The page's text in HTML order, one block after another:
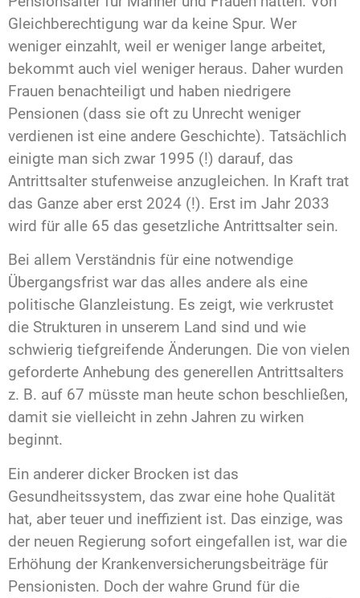
Gleichberechtigung war da keine Spur. Wer
weniger einzahlt, weil er weniger lange arbeitet,
bekommt auch viel weniger heraus. Daher wurden
Frauen benachteiligt und haben niedrigere
Pensionen (dass sie oft zu Unrecht weniger
verdienen ist eine andere Geschichte). Tatsächlich
einigte man sich zwar 1995 (!) darauf, das
Antrittsalter stufenweise anzugleichen. In Kraft trat
das Ganze aber erst 2024 (!). Erst im Jahr 2033
wird für alle 65 das gesetzliche Antrittsalter sein.
Bei allem Verständnis für eine notwendige
Übergangsfrist war das alles andere als eine
politische Glanzleistung. Es zeigt, wie verkrustet
die Strukturen in unserem Land sind und wie
schwierig tiefgreifende Änderungen. Die von vielen
geforderte Anhebung des generellen Antrittsalters
z. B. auf 67 müsste man heute schon beschließen,
damit sie vielleicht in zehn Jahren zu wirken
beginnt.
Ein anderer dicker Brocken ist das
Gesundheitssystem, das zwar eine hohe Qualität
hat, aber teuer und ineffizient ist. Das einzige, was
der neuen Regierung sofort eingefallen ist, war die
Erhöhung der Krankenversicherungsbeiträge für
Pensionisten. Doch der wahre Grund für die